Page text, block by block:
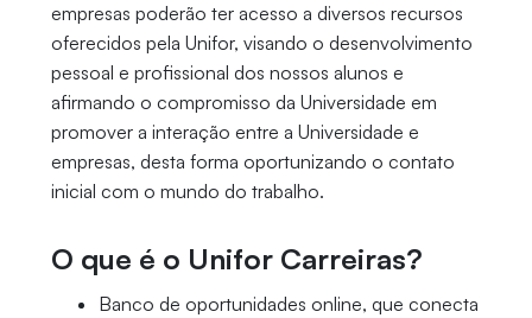
empresas poderão ter acesso a diversos recursos
oferecidos pela Unifor, visando o desenvolvimento
pessoal e profissional dos nossos alunos e
afirmando o compromisso da Universidade em
promover a interação entre a Universidade e
empresas, desta forma oportunizando o contato
inicial com o mundo do trabalho.
O que é o Unifor Carreiras?
Banco de oportunidades online, que conecta